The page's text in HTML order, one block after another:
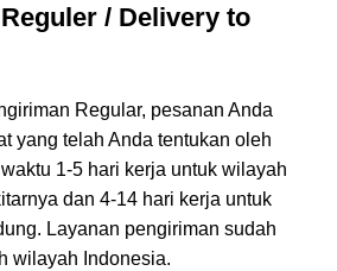
/ Delivery to
Regular, pesanan Anda
yang telah Anda tentukan oleh
1-5 hari kerja untuk wilayah
dan 4-14 hari kerja untuk
Layanan pengiriman sudah
wilayah Indonesia.